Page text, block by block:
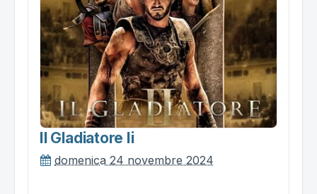
Il Gladiatore Ii
domenica 24 novembre 2024